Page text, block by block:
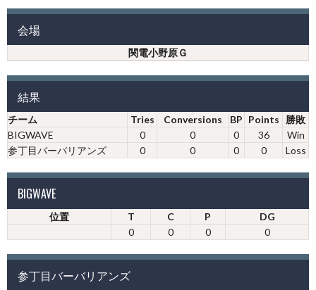
会場
関電小野原Ｇ
結果
チーム Tries Conversions BP Points
勝敗
BIGWAVE
0 0 0 36
Win
参丁目バーバリアンズ
0 0 0 0 Loss
BIGWAVE
位置 T C P
DG
0
0 0 0
参丁目バーバリアンズ